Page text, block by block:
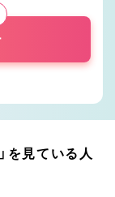
を見ている人